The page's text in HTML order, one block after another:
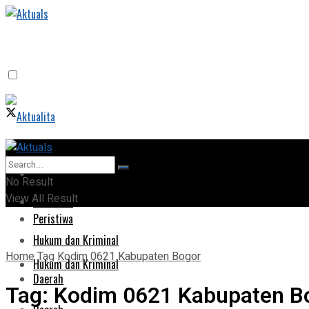
Home
Peristiwa
Hukum dan Kriminal
Daerah
Home
Peristiwa
Hukum dan Kriminal
No Result
View All Result
HomeTagKodim 0621 Kabupaten Bogor
Tag:Kodim 0621 Kabupaten